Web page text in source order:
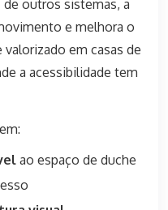
outros sistemas, a
e melhora o
em casas de
a acessibilidade tem
ao espaço de duche